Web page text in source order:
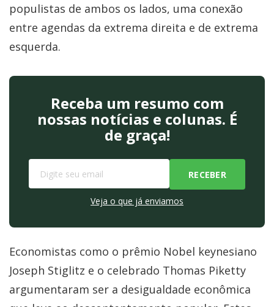
populistas de ambos os lados, uma conexão
entre agendas da extrema direita e de extrema
esquerda.
Receba um resumo com
nossas notícias e colunas. É
de graça!
Veja o que já enviamos
Economistas como o prêmio Nobel keynesiano
Joseph Stiglitz e o celebrado Thomas Piketty
argumentaram ser a desigualdade econômica